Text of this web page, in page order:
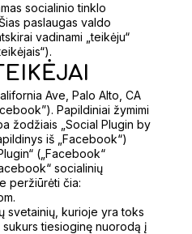
socialinio tinklo
paslaugas valdo
vadinami „teikėju“
Ave, Palo Alto, CA
Papildiniai žymimi
žodžiais „Social Plugin by
iš „Facebook“)
(„Facebook“
socialinių
peržiūrėti čia:
svetainių, kurioje yra toks
tiesioginę nuorodą į